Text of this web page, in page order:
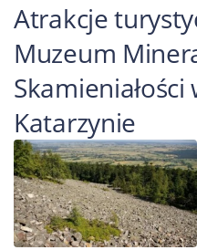
Atrakcje
Muzeum
Skamieniałości
Katarzynie